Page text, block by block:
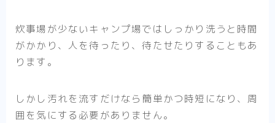
炊事場が少ないキャンプ場ではしっかり洗うと時間
がかかり、人を待ったり、待たせたりすることもあ
ります。
しかし汚れを流すだけなら簡単かつ時短になり、周
囲を気にする必要がありません。